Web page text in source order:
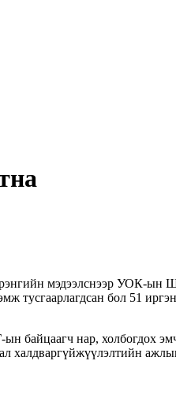
мэдээлснээр УОК-ын
тусгаарлагдсан бол 51
байцаагч нар, холбогдох
халдваргүйжүүлэлтийн